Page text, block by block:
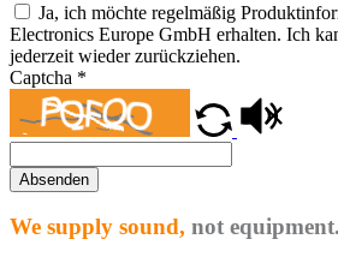
Ja, ich möchte regelmäßig
Electronics Europe GmbH erhalten. Ich
jederzeit wieder zurückziehen.
Captcha *
Absenden
We supply sound, not equipment.